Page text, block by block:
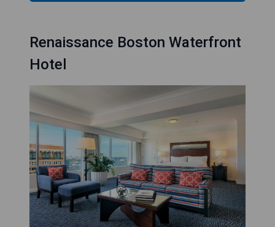
Renaissance Boston Waterfront
Hotel